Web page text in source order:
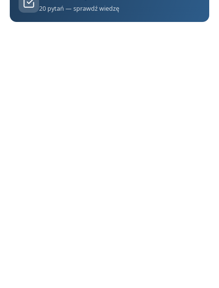
1 Medaliony - streszczenie krótkie i szczegółowe
20 pytań — sprawdź wiedzę